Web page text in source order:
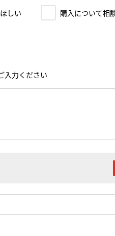
しい 購入について相
入力ください